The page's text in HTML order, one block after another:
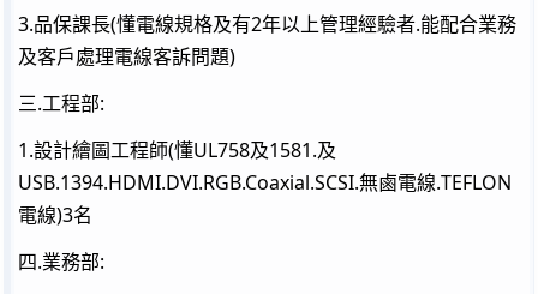
3.品保課長(懂電線規格及有2年以上管理經驗者.能配合業務
及客戶處理電線客訴問題)
三.工程部:
1.設計繪圖工程師(懂UL758及1581.及
USB.1394.HDMI.DVI.RGB.Coaxial.SCSI.無鹵電線.TEFLON
電線)3名
四.業務部: